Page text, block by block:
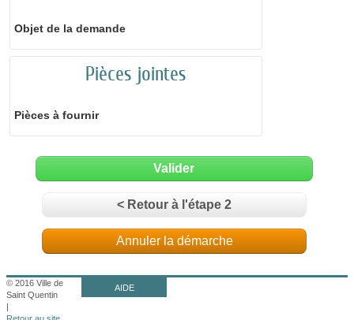
Objet de la demande
Pièces jointes
Pièces à fournir
Valider
< Retour à l'étape 2
Annuler la démarche
© 2016 Ville de
Saint Quentin
|
AIDE